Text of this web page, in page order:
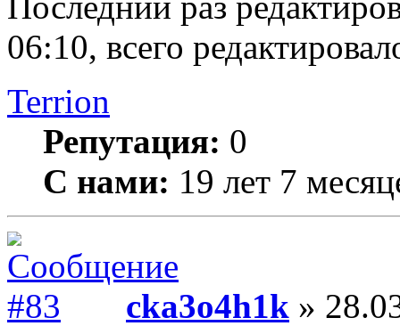
06:10, всего
Terrion
Репутация: 0
С нами: 19 лет 7
cka3o4h1k »